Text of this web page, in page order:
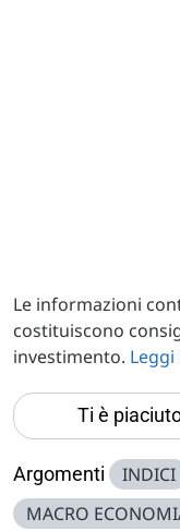
Le informazioni
costituiscono
investimento. Leggi
Ti è
Argomenti INDICI
MACRO